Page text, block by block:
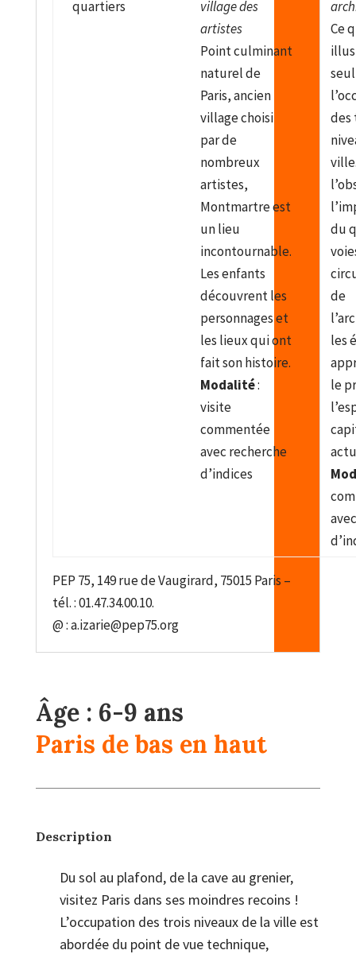
quartiers
village des
artistes
Point culminant
naturel de
Paris, ancien
village choisi
par de
nombreux
artistes,
Montmartre est
un lieu
incontournable.
Les enfants
découvrent les
personnages et
les lieux qui ont
fait son histoire.
Modalité:
visite
commentée
avec recherche
d’indices
Ce
seul
des
du
de
les
le
PEP 75, 149 rue de Vaugirard, 75015 Paris –
tél. : 01.47.34.00.10.
@ : a.izarie@pep75.org
Âge: 6-9 ans
Paris de bas en haut
Description
Du sol au plafond, de la cave au grenier,
visitez Paris dans ses moindres recoins !
L’occupation des trois niveaux de la ville est
abordée du point de vue technique,